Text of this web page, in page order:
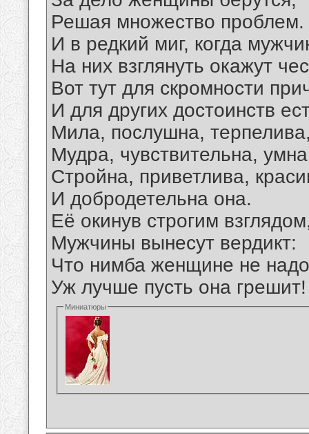
Решая множество проблем.
И в редкий миг, когда
На них взглянуть окажут
Вот тут для скромности
И для других достоинств
Мила, послушна,
Мудра, чувствительна,
Стройна, приветлива,
И добродетельна она.
Её окинув строгим
Мужчины вынесут вердикт:
Что нимба женщине не
Уж лучше пусть она грешит!
Миниатюры